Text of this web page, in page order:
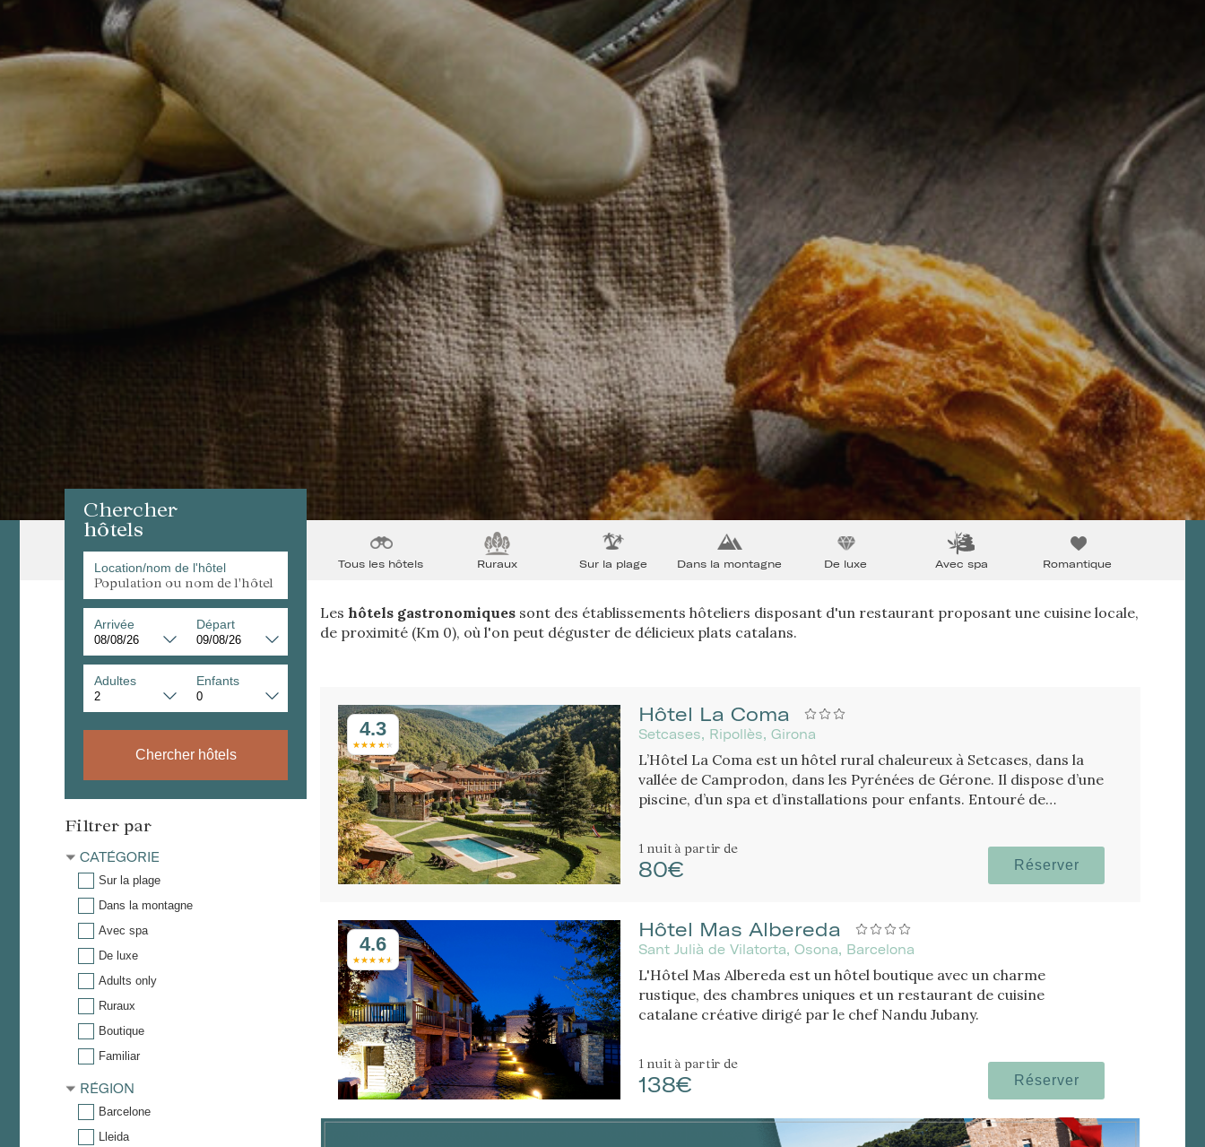
Tous les hôtels Ruraux Sur la plage Dans la montagne De luxe Avec spa Romantique
Chercher
hôtels
Location/nom de l'hôtel
Arrivée Départ
Adultes Enfants
Chercher hôtels
Filtrer par
CATÉGORIE
Sur la plage
Dans la montagne
Avec spa
De luxe
Adults only
Ruraux
Boutique
Familiar
RÉGION
Barcelone
Lleida
Les hôtels gastronomiques sont des établissements hôteliers disposant d'un restaurant proposant une cuisine locale,
de proximité (Km 0), où l'on peut déguster de délicieux plats catalans.
4.3
Hôtel La Coma
Setcases, Ripollès, Girona
L’Hôtel La Coma est un hôtel rural chaleureux à Setcases, dans la
vallée de Camprodon, dans les Pyrénées de Gérone. Il dispose d’une
piscine, d’un spa et d’installations pour enfants. Entouré de
1 nuit à partir de
80€ Réserver
4.6
Hôtel Mas Albereda
Sant Julià de Vilatorta, Osona, Barcelona
L'Hôtel Mas Albereda est un hôtel boutique avec un charme
rustique, des chambres uniques et un restaurant de cuisine
catalane créative dirigé par le chef Nandu Jubany.
1 nuit à partir de
138€ Réserver